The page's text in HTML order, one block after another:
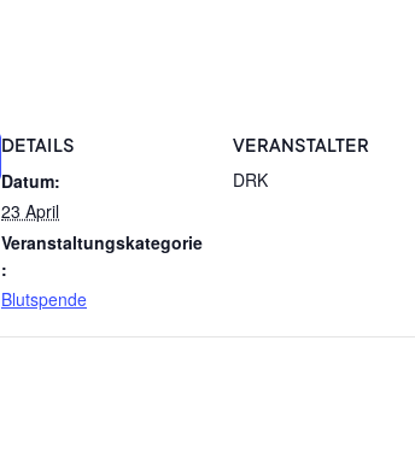
DETAILS
Datum:
23 April
Veranstaltungskategorie
:
Blutspende
VERANSTALTER
DRK